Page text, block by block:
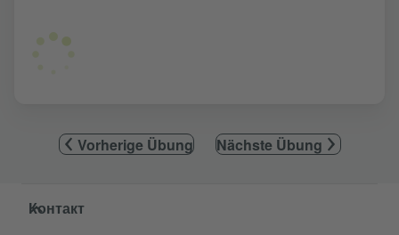
Vorherige Übung Nächste Übung
Service- und Informationsbereich
Контакт